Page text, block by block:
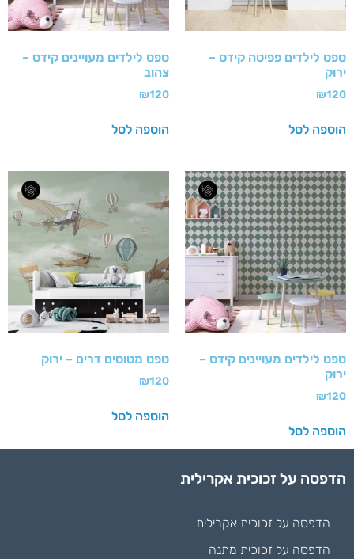
טפט לילדים פפיטה קידס –
ירוק
₪120
הוספה לסל
טפט לילדים מעויינים קידס –
צהוב
₪120
הוספה לסל
טפט לילדים מעויינים קידס –
ירוק
₪120
הוספה לסל
טפט מטוסים דרים – ירוק
₪120
הוספה לסל
הדפסה על זכוכית אקרילית
הדפסה על זכוכית אקרילית
הדפסה על זכוכית מתנה